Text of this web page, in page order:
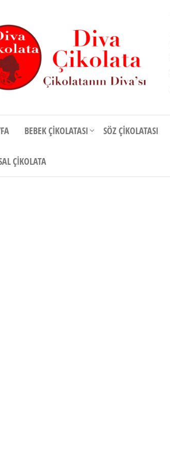
BEBEK ÇIKOLATASI SÖZ ÇIKOLATASI
ÇIKOLATA